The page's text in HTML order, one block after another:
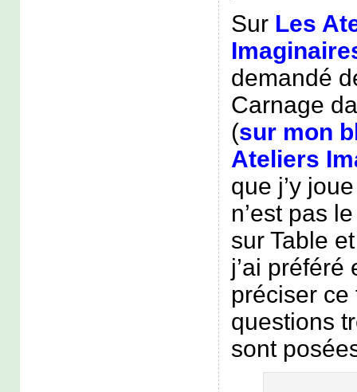
Sur Les
demandé
Carnage
(sur mon
Ateliers
que j’y
n’est pas
sur Table
j’ai préféré
préciser ce
questions
sont